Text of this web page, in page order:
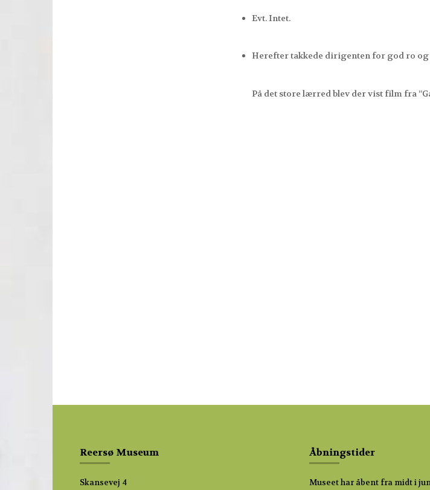
Evt. Intet.
Herefter takkede dirigenten for god ro og
På det store lærred blev der vist film fra
Reersø Museum
Skansevej 4
Åbningstider
Museet har åbent fra midt i